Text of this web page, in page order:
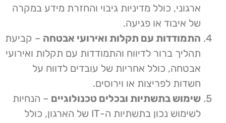
ארגוני, כולל מדיניות גיבוי והחזרת מידע במקרה
של איבוד או פגיעה.
התמודדות עם תקלות ואירועי אבטחה – קביעת
תהליך ברור לדיווח והתמודדות עם תקלות ואירועי
אבטחה, כולל אחריות של עובדים לדווח על
חשדות לפריצות או וירוסים.
שימוש בתשתיות ובכלים טכנולוגיים – הנחיות
לשימוש נכון בתשתיות ה-IT של הארגון, כולל